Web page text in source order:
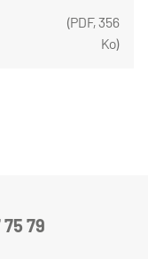
(PDF,356
Ko)
75 79